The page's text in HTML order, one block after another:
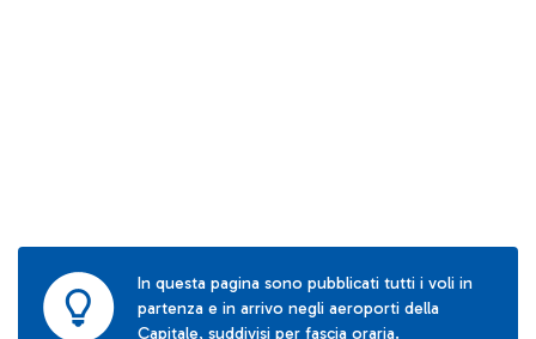
In questa pagina sono pubblicati tutti i voli in
partenza e in arrivo negli aeroporti della
Capitale, suddivisi per fascia oraria.